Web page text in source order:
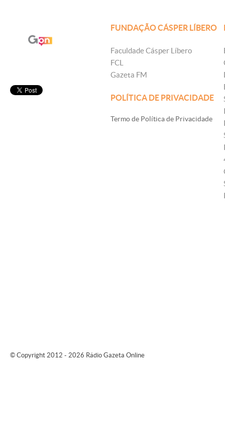
FUNDAÇÃO CÁSPER LÍBERO
Faculdade Cásper Líbero
FCL
Gazeta FM
POLÍTICA DE PRIVACIDADE
Termo de Política de Privacidade
© Copyright 2012 - 2026 Rádio Gazeta Online